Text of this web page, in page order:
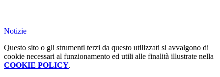
Notizie
Questo sito o gli strumenti terzi da questo utilizzati si avvalgono di
cookie necessari al funzionamento ed utili alle finalità illustrate nella
COOKIE POLICY.